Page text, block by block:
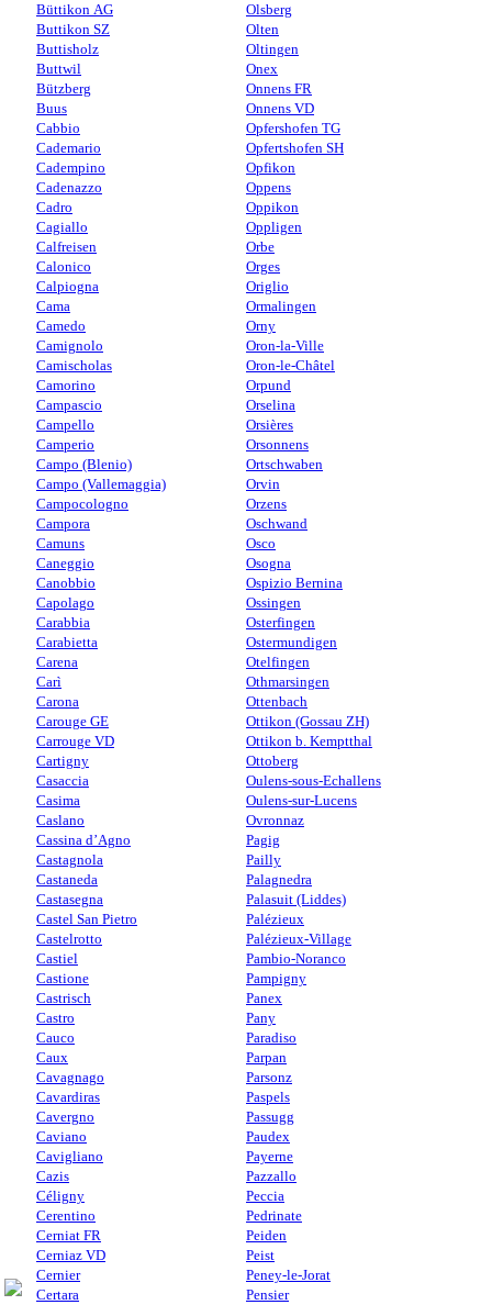
Büttikon AG
Buttikon SZ
Buttisholz
Buttwil
Bützberg
Buus
Cabbio
Cademario
Cadempino
Cadenazzo
Cadro
Cagiallo
Calfreisen
Calonico
Calpiogna
Cama
Camedo
Camignolo
Camischolas
Camorino
Campascio
Campello
Camperio
Campo (Blenio)
Campo (Vallemaggia)
Campocologno
Campora
Camuns
Caneggio
Canobbio
Capolago
Carabbia
Carabietta
Carena
Carì
Carona
Carouge GE
Carrouge VD
Cartigny
Casaccia
Casima
Caslano
Cassina d’Agno
Castagnola
Castaneda
Castasegna
Castel San Pietro
Castelrotto
Castiel
Castione
Castrisch
Castro
Cauco
Caux
Cavagnago
Cavardiras
Cavergno
Caviano
Cavigliano
Cazis
Céligny
Cerentino
Cerniat FR
Cerniaz VD
Cernier
Certara
Olsberg
Olten
Oltingen
Onex
Onnens FR
Onnens VD
Opfershofen TG
Opfertshofen SH
Opfikon
Oppens
Oppikon
Oppligen
Orbe
Orges
Origlio
Ormalingen
Orny
Oron-la-Ville
Oron-le-Châtel
Orpund
Orselina
Orsières
Orsonnens
Ortschwaben
Orvin
Orzens
Oschwand
Osco
Osogna
Ospizio Bernina
Ossingen
Osterfingen
Ostermundigen
Otelfingen
Othmarsingen
Ottenbach
Ottikon (Gossau ZH)
Ottikon b. Kemptthal
Ottoberg
Oulens-sous-Echallens
Oulens-sur-Lucens
Ovronnaz
Pagig
Pailly
Palagnedra
Palasuit (Liddes)
Palézieux
Palézieux-Village
Pambio-Noranco
Pampigny
Panex
Pany
Paradiso
Parpan
Parsonz
Paspels
Passugg
Paudex
Payerne
Pazzallo
Peccia
Pedrinate
Peiden
Peist
Peney-le-Jorat
Pensier